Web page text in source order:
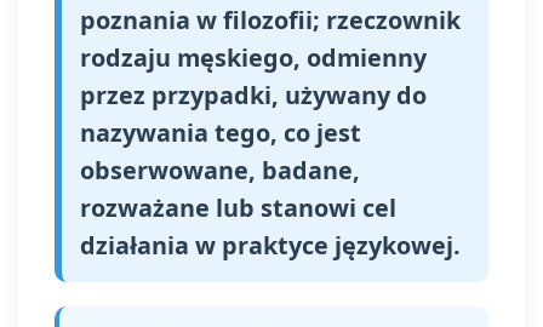
poznania w filozofii; rzeczownik
rodzaju męskiego, odmienny
przez przypadki, używany do
nazywania tego, co jest
obserwowane, badane,
rozważane lub stanowi cel
działania w praktyce językowej.